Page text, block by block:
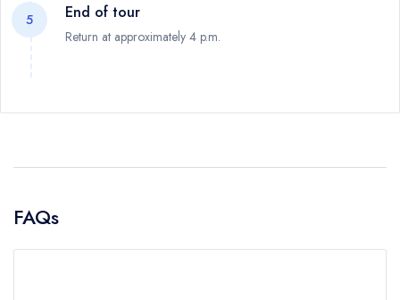
5 End of tour
Return at approximately 4 p.m.
FAQs